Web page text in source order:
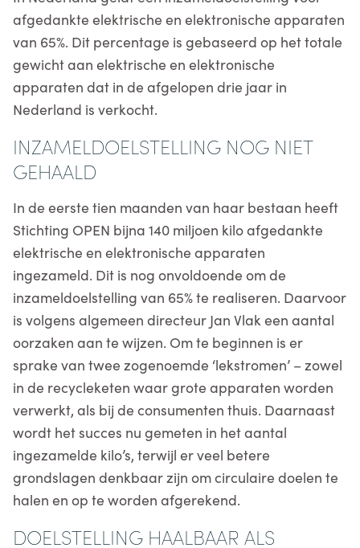
afgedankte elektrische en elektronische apparaten
van 65%. Dit percentage is gebaseerd op het totale
gewicht aan elektrische en elektronische
apparaten dat in de afgelopen drie jaar in
Nederland is verkocht.
INZAMELDOELSTELLING NOG NIET
GEHAALD
In de eerste tien maanden van haar bestaan heeft
Stichting OPEN bijna 140 miljoen kilo afgedankte
elektrische en elektronische apparaten
ingezameld. Dit is nog onvoldoende om de
inzameldoelstelling van 65% te realiseren. Daarvoor
is volgens algemeen directeur Jan Vlak een aantal
oorzaken aan te wijzen. Om te beginnen is er
sprake van twee zogenoemde ‘lekstromen’ – zowel
in de recycleketen waar grote apparaten worden
verwerkt, als bij de consumenten thuis. Daarnaast
wordt het succes nu gemeten in het aantal
ingezamelde kilo’s, terwijl er veel betere
grondslagen denkbaar zijn om circulaire doelen te
halen en op te worden afgerekend.
DOELSTELLING HAALBAAR ALS